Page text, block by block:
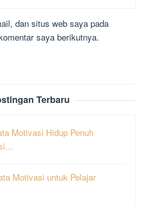
dan situs web saya pada
saya berikutnya.
Terbaru
Motivasi Hidup Penuh
Motivasi untuk Pelajar